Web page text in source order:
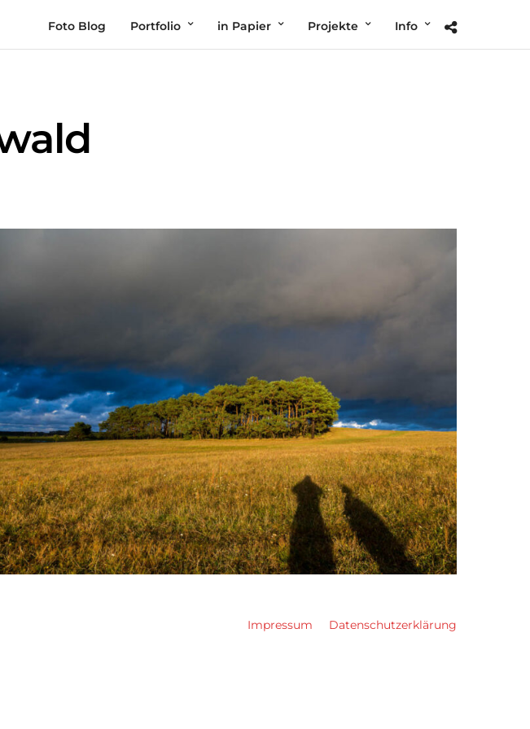
Foto Blog Portfolio in Papier Projekte Info
WindWetter
Impressum Datenschutzerklärung